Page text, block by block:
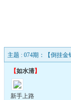
主题 : 074期：【倒挂
【如水清】
新手上路